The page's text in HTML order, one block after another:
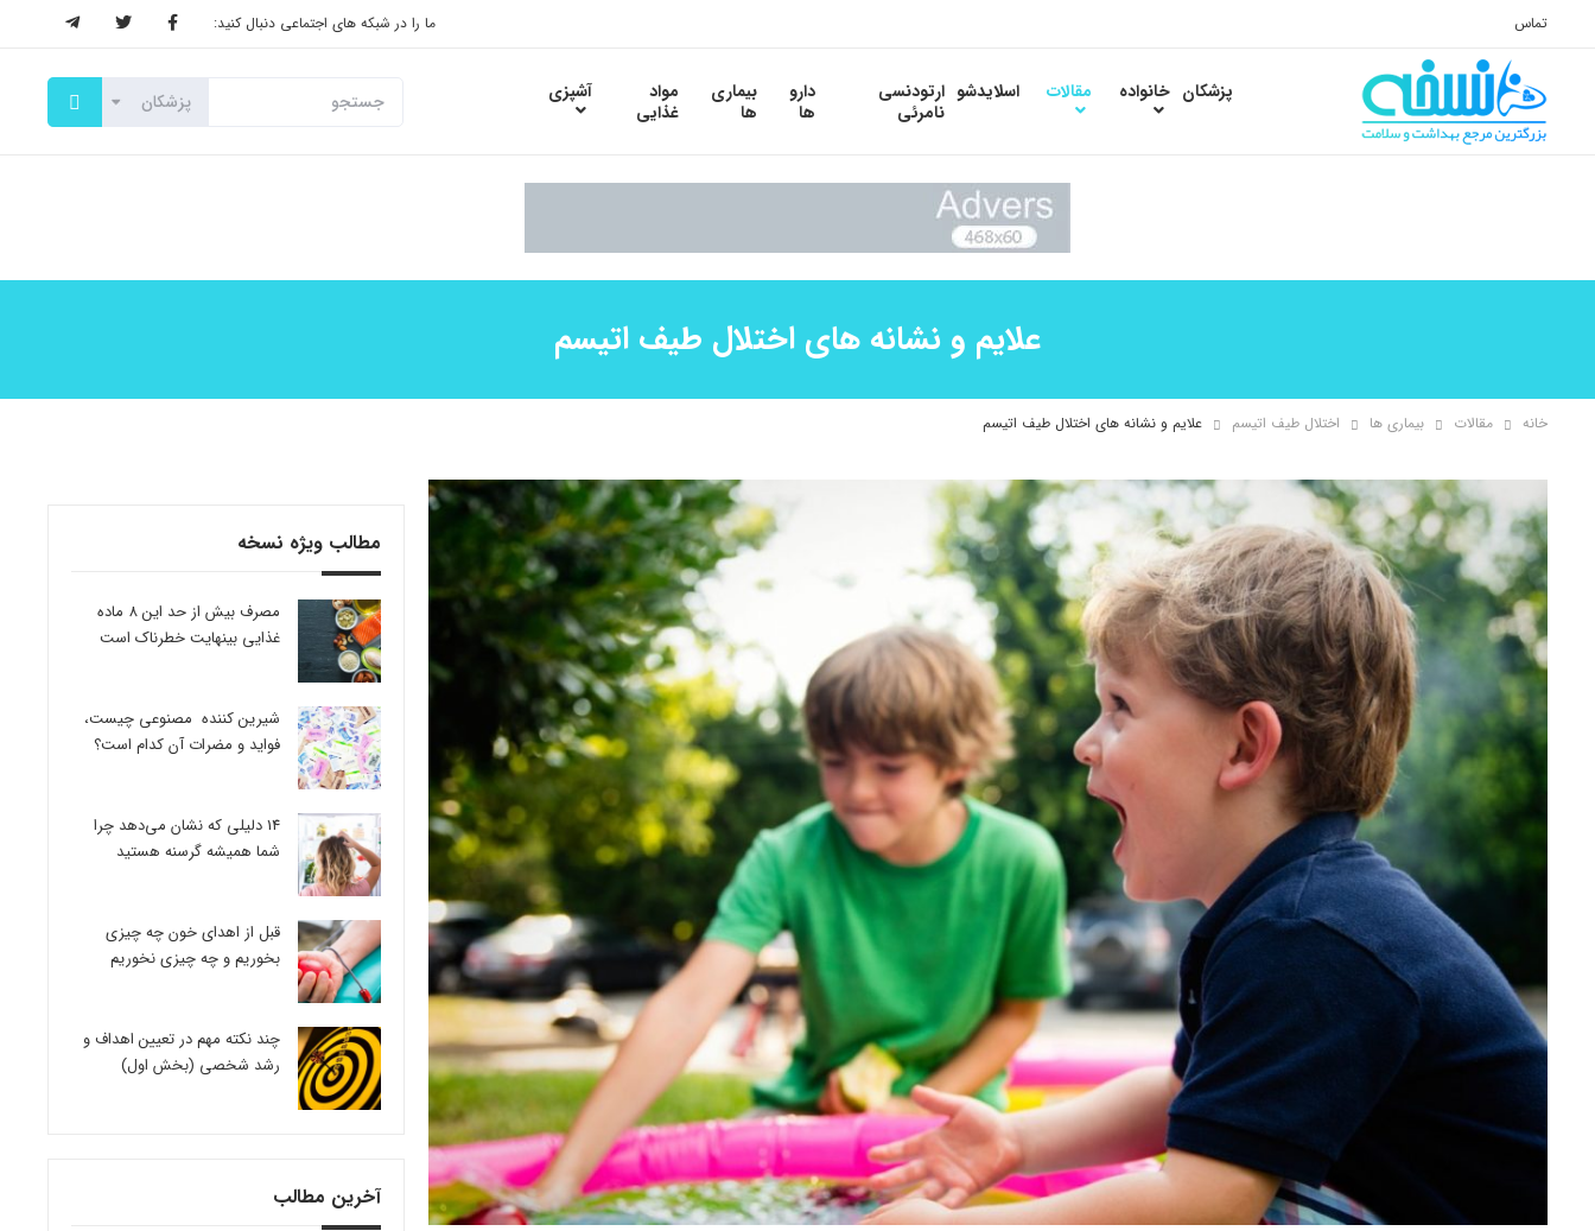
تماس ما را در شبکه های اجتماعی دنبال کنید:
پزشکان خانواده مقالات اسلایدشو ارتودنسی
نامرئی
دارو
ها
بیماری
ها
مواد
غذایی
آشپزی
علایم و نشانه های اختلال طیف اتیسم
خانه مقالات بیماری ها اختلال طیف اتیسم علایم و نشانه های اختلال طیف اتیسم
مطالب ویژه نسخه
مصرف بیش از حد این 8 ماده
غذایی بینهایت خطرناک است
شیرین کننده مصنوعی چیست،
فواید و مضرات آن کدام است؟
14 دلیلی که نشان می‌دهد چرا
شما همیشه گرسنه هستید
قبل از اهدای خون چه چیزی
بخوریم و چه چیزی نخوریم
چند نکته مهم در تعیین اهداف و
رشد شخصی (بخش اول)
آخرین مطالب